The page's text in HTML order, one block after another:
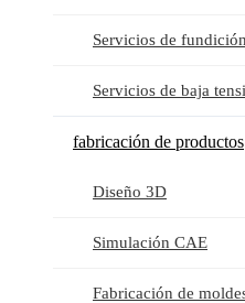
Servicios de
Servicios de baja
fabricación de productos
Diseño 3D
Simulación CAE
Fabricación de